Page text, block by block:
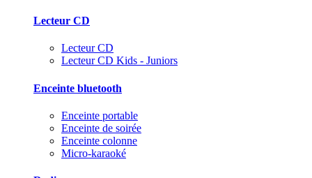
Lecteur CD
Lecteur CD
Lecteur CD Kids - Juniors
Enceinte bluetooth
Enceinte portable
Enceinte de soirée
Enceinte colonne
Micro-karaoké